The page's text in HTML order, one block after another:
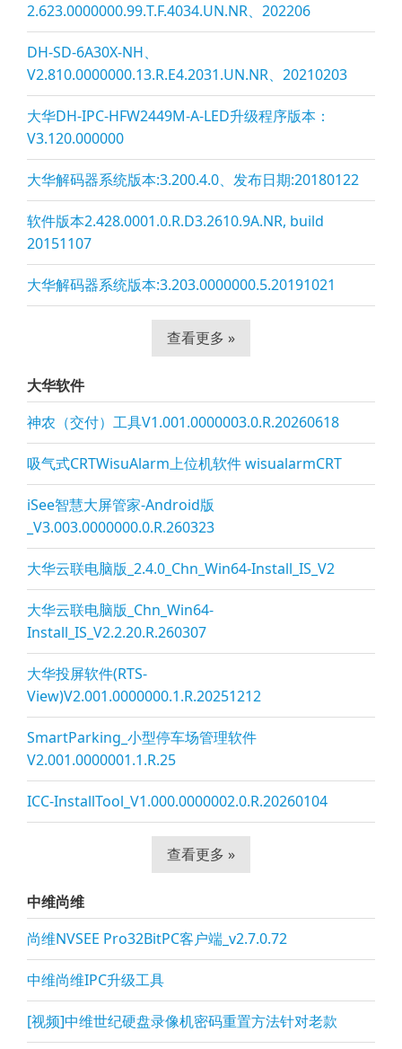
2.623.0000000.99.T.F.4034.UN.NR、202206
DH-SD-6A30X-NH、
V2.810.0000000.13.R.E4.2031.UN.NR、20210203
大华DH-IPC-HFW2449M-A-LED升级程序版本：
V3.120.000000
大华解码器系统版本:3.200.4.0、发布日期:20180122
软件版本2.428.0001.0.R.D3.2610.9A.NR, build
20151107
大华解码器系统版本:3.203.0000000.5.20191021
查看更多 »
大华软件
神农（交付）工具V1.001.0000003.0.R.20260618
吸气式CRTWisuAlarm上位机软件 wisualarmCRT
iSee智慧大屏管家-Android版
_V3.003.0000000.0.R.260323
大华云联电脑版_2.4.0_Chn_Win64-Install_IS_V2
大华云联电脑版_Chn_Win64-
Install_IS_V2.2.20.R.260307
大华投屏软件(RTS-
View)V2.001.0000000.1.R.20251212
SmartParking_小型停车场管理软件
V2.001.0000001.1.R.25
ICC-InstallTool_V1.000.0000002.0.R.20260104
查看更多 »
中维尚维
尚维NVSEE Pro32BitPC客户端_v2.7.0.72
中维尚维IPC升级工具
[视频]中维世纪硬盘录像机密码重置方法针对老款